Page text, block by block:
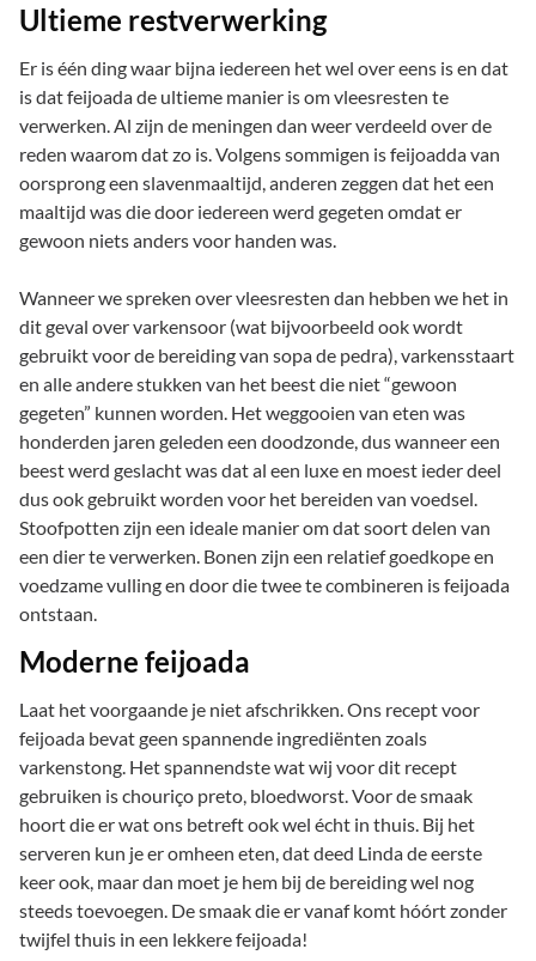
Ultieme restverwerking
Er is één ding waar bijna iedereen het wel over eens is en dat
is dat feijoada de ultieme manier is om vleesresten te
verwerken. Al zijn de meningen dan weer verdeeld over de
reden waarom dat zo is. Volgens sommigen is feijoadda van
oorsprong een slavenmaaltijd, anderen zeggen dat het een
maaltijd was die door iedereen werd gegeten omdat er
gewoon niets anders voor handen was.
Wanneer we spreken over vleesresten dan hebben we het in
dit geval over varkensoor (wat bijvoorbeeld ook wordt
gebruikt voor de bereiding van sopa de pedra), varkensstaart
en alle andere stukken van het beest die niet “gewoon
gegeten” kunnen worden. Het weggooien van eten was
honderden jaren geleden een doodzonde, dus wanneer een
beest werd geslacht was dat al een luxe en moest ieder deel
dus ook gebruikt worden voor het bereiden van voedsel.
Stoofpotten zijn een ideale manier om dat soort delen van
een dier te verwerken. Bonen zijn een relatief goedkope en
voedzame vulling en door die twee te combineren is feijoada
ontstaan.
Moderne feijoada
Laat het voorgaande je niet afschrikken. Ons recept voor
feijoada bevat geen spannende ingrediënten zoals
varkenstong. Het spannendste wat wij voor dit recept
gebruiken is chouriço preto, bloedworst. Voor de smaak
hoort die er wat ons betreft ook wel écht in thuis. Bij het
serveren kun je er omheen eten, dat deed Linda de eerste
keer ook, maar dan moet je hem bij de bereiding wel nog
steeds toevoegen. De smaak die er vanaf komt hóórt zonder
twijfel thuis in een lekkere feijoada!